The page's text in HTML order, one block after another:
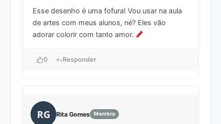
Esse desenho é uma fofura! Vou usar na aula
de artes com meus alunos, né? Eles vão
adorar colorir com tanto amor.
0 Responder
RG Rita Gomes Membro